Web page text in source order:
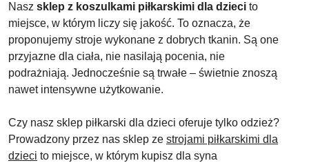
Nasz sklep z koszulkami piłkarskimi dla dzieci to
miejsce, w którym liczy się jakość. To oznacza, że
proponujemy stroje wykonane z dobrych tkanin. Są one
przyjazne dla ciała, nie nasilają pocenia, nie
podrażniają. Jednocześnie są trwałe – świetnie znoszą
nawet intensywne użytkowanie.
Czy nasz sklep piłkarski dla dzieci oferuje tylko odzież?
Prowadzony przez nas sklep ze strojami piłkarskimi dla
dzieci to miejsce, w którym kupisz dla syna